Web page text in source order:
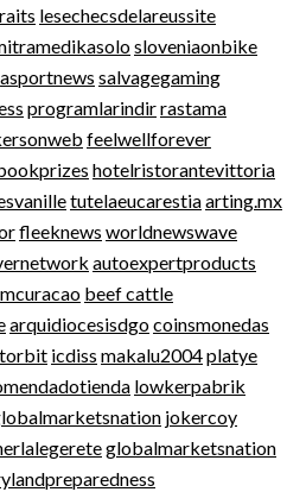
lesechecsdelareussite
sloveniaonbike
salvagegaming
programlarindirrastama
feelwellforever
hotelristorantevittoria
tutelaeucarestiaarting.mx
fleeknews worldnewswave
autoexpertproducts
beef cattle
arquidiocesisdgocoinsmonedas
icdiss makalu2004platye
lowkerpabrik
jokercoy
globalmarketsnation